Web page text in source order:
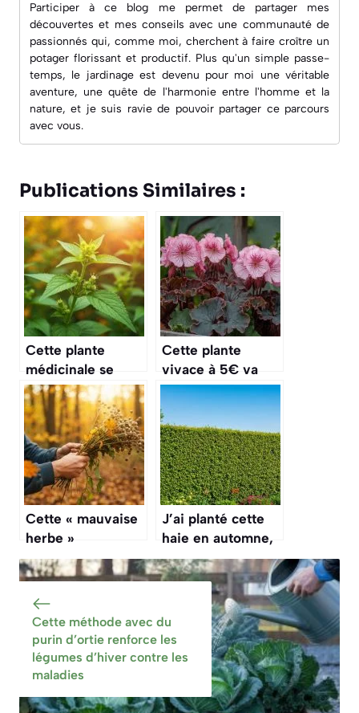
Participer à ce blog me permet de partager mes
découvertes et mes conseils avec une communauté de
passionnés qui, comme moi, cherchent à faire croître un
potager florissant et productif. Plus qu'un simple passe-
temps, le jardinage est devenu pour moi une véritable
aventure, une quête de l'harmonie entre l'homme et la
nature, et je suis ravie de pouvoir partager ce parcours
avec vous.
Publications Similaires :
Cette plante
médicinale se
récolte en
automne et soigne
les petits maux de
l’hiver
naturellement
Cette plante
vivace à 5€ va
métamorphoser
votre jardin
d’automne et
revenir plus forte
et plus belle
chaque année
Cette « mauvaise
herbe »
comestible au
goût de noisette
pousse partout en
automne, mais
personne ne
pense à la
ramasser
J’ai planté cette
haie en automne,
et au printemps
elle avait déjà pris
un mètre : la
variété miracle
Cette méthode avec du
purin d’ortie renforce les
légumes d’hiver contre les
maladies